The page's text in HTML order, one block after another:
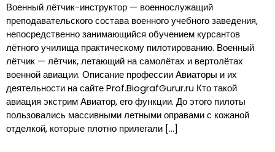
Военный лётчик-инструктор — военнослужащий
преподавательского состава военного учебного заведения,
непосредственно занимающийся обучением курсантов
лётного училища практическому пилотированию. Военный
лётчик — лётчик, летающий на самолётах и вертолётах
военной авиации. Описание профессии Авиаторы и их
деятельности на сайте Prof.BiografGurur.ru Кто такой
авиация экстрим Авиатор, его функции. До этого пилоты
пользовались массивными летными оправами с кожаной
отделкой, которые плотно прилегали […]